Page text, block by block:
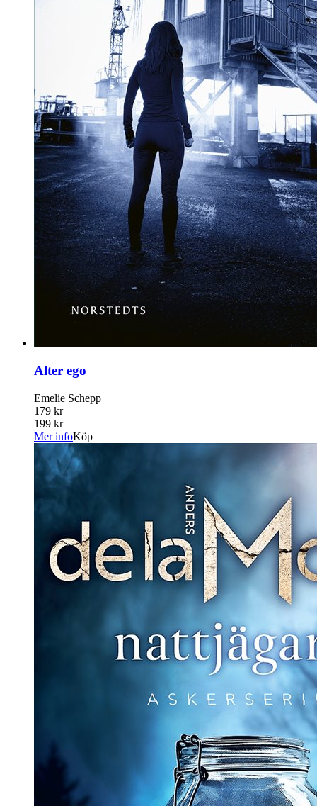
Alter ego
Emelie Schepp
179 kr
199 kr
Mer infoKöp